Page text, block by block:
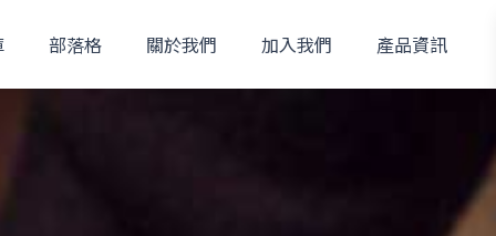
部落格 關於我們 加入我們 產品資訊